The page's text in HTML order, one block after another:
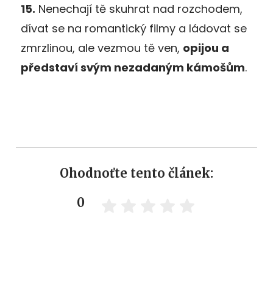
15. Nenechají tě skuhrat nad rozchodem,
dívat se na romantický filmy a ládovat se
zmrzlinou, ale vezmou tě ven, opijou a
představí svým nezadaným kámošům.
Ohodnoťte tento článek:
0